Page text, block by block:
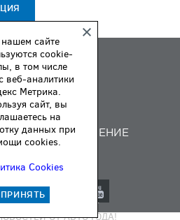
ГОДА 2000–2026
ПРЕМИЯ
О НАС
СВЯЗЬ
СОГЛАШЕНИЕ
ОТ АВТО ГОДА!
сайте
cookie-
в том числе
веб-аналитики
Метрика.
сайт, вы
на
данных при
cookies.
Cookies
ПРИНЯТЬ